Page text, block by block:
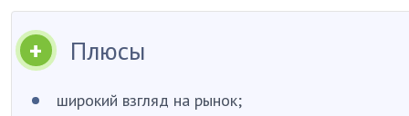
Плюсы
широкий взгляд на рынок;